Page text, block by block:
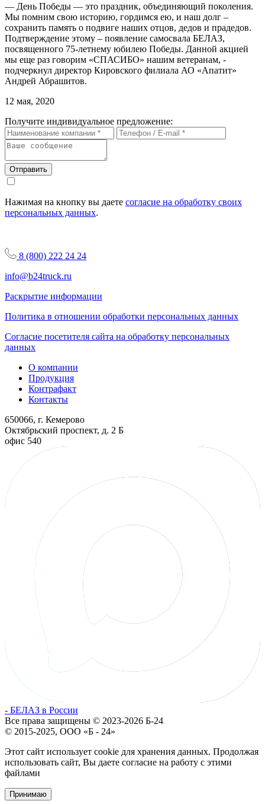
— День Победы — это праздник, объединяющий поколения.
Мы помним свою историю, гордимся ею, и наш долг –
сохранить память о подвиге наших отцов, дедов и прадедов.
Подтверждение этому – появление самосвала БЕЛАЗ,
посвященного 75-летнему юбилею Победы. Данной акцией
мы еще раз говорим «СПАСИБО» нашим ветеранам, -
подчеркнул директор Кировского филиала АО «Апатит»
Андрей Абрашитов.
12 мая, 2020
Получите индивидуальное предложение:
Отправить
Нажимая на кнопку вы даете согласие на обработку своих
персональных данных.
8 (800) 222 24 24
info@b24truck.ru
Раскрытие информации
Политика в отношении обработки персональных данных
Согласие посетителя сайта на обработку персональных
данных
О компании
Продукция
Контрафакт
Контакты
650066, г. Кемерово
Октябрьский проспект, д. 2 Б
офис 540
- БЕЛАЗ в России
Все права защищены © 2023-2026 Б-24
© 2015-2025, ООО «Б - 24»
Этот сайт использует cookie для хранения данных. Продолжая
использовать сайт, Вы даете согласие на работу с этими
файлами
Принимаю